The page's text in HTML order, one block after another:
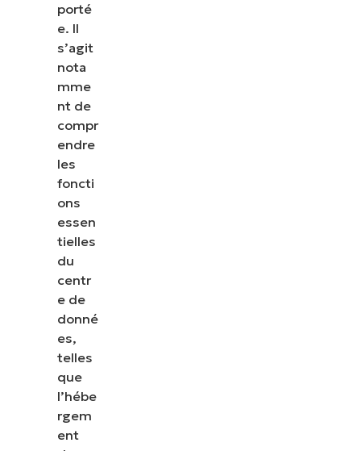
porté
e. Il
s’agit
nota
mme
nt de
compr
endre
les
foncti
ons
essen
tielles
du
centr
e de
donné
es,
telles
que
l’hébe
rgem
ent